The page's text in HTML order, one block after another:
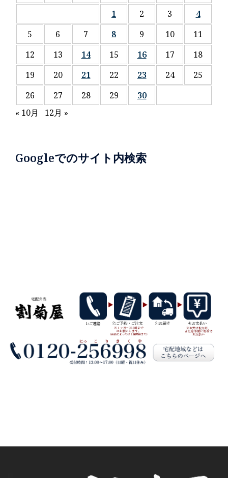
1
2 3
4
5
6 7 8 9 10
11
12
13 14 15 16 17
18
19
20 21 22 23 24
25
26
27 28 29
30
« 10月
12月 »
Googleでのサイト内検索